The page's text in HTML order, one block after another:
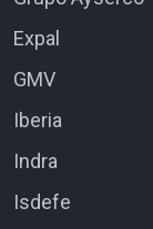
Expal
GMV
Iberia
Indra
Isdefe